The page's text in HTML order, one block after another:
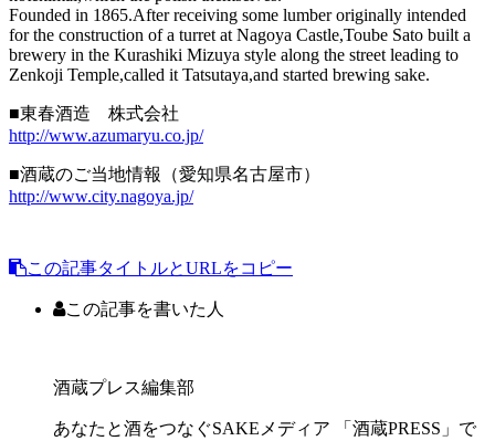
Founded in 1865.After receiving some lumber originally intended
for the construction of a turret at Nagoya Castle,Toube Sato built a
brewery in the Kurashiki Mizuya style along the street leading to
Zenkoji Temple,called it Tatsutaya,and started brewing sake.
■東春酒造 株式会社
http://www.azumaryu.co.jp/
■酒蔵のご当地情報（愛知県名古屋市）
http://www.city.nagoya.jp/
この記事タイトルとURLをコピー
この記事を書いた人
酒蔵プレス編集部
あなたと酒をつなぐSAKEメディア 「酒蔵PRESS」で